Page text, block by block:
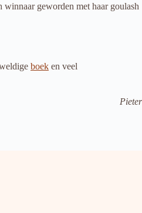
geworden met haar goulash
boek en veel
Pieter